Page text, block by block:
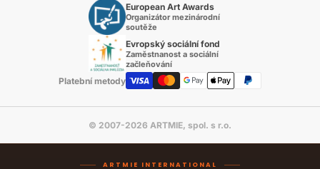
European Art Awards
Organizátor mezinárodní
soutěže
Evropský sociální fond
Zaměstnanost a sociální
začleňování
Platební metody
© 2007-2026 ARTMIE, spol. s r.o.
ARTMIE INTERNATIONAL